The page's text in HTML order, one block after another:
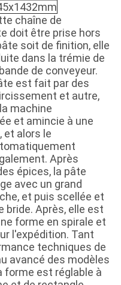
chaîne de
doit être prise hors
soit de finition, elle
dans la trémie de
de conveyeur.
est fait par des
et autre,
machine
et amincie à une
et alors le
Après
épices, la pâte
avec un grand
et puis scellée et
bride. Après, elle est
forme en spirale et
l'expédition. Tant
techniques de
avancé des modèles
forme est réglable à